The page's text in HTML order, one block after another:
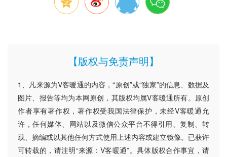
【版权与免责声明】
1、凡来源为V客暖通的内容，“原创”或“独家”的信息、数据及
图片、报告等均为本网原创，其版权均属V客暖通所有。原创
作者享有著作权，著作权受我国法律保护，未经V客暖通允
许，任何媒体、网站以及微信公众平台不得引用、复制、转
载、摘编或以其他任何方式使用上述内容或建立镜像。已获许
可转载的，请注明“来源：V客暖通”。具体版权合作事宜，请